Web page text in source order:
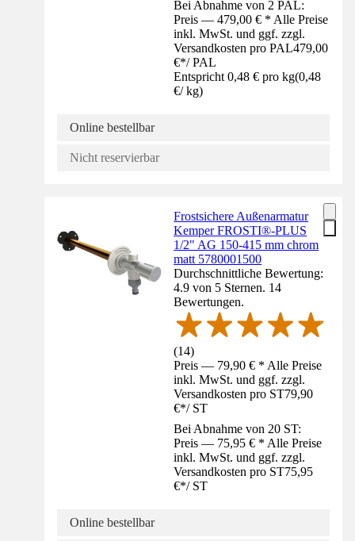
Bei Abnahme von 2 PAL:
Preis — 479,00 € * Alle Preise
inkl. MwSt. und ggf. zzgl.
Versandkosten pro PAL479,00
€*/ PAL
Entspricht 0,48 € pro kg(0,48
€/ kg)
Online bestellbar
Nicht reservierbar
Frostsichere Außenarmatur
Kemper FROSTI®-PLUS
1/2" AG 150-415 mm chrom
matt 5780001500
Durchschnittliche Bewertung:
4.9 von 5 Sternen. 14
Bewertungen.
(14)
Preis — 79,90 € * Alle Preise
inkl. MwSt. und ggf. zzgl.
Versandkosten pro ST79,90
€*/ ST
Bei Abnahme von 20 ST:
Preis — 75,95 € * Alle Preise
inkl. MwSt. und ggf. zzgl.
Versandkosten pro ST75,95
€*/ ST
Online bestellbar